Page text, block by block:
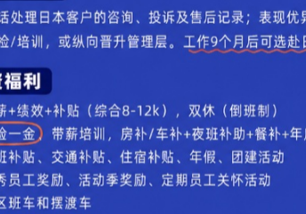
来他是日本著名的健美选手清水泰地（
场上玩COSPIAY 还是第一次，毕竟不是谁
说，还以为要发一大波力